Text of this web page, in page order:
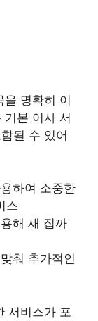
을 명확히 이
기본 이사 서
될 수 있어
하여 소중한
스
해 새 집까
춰 추가적인
서비스가 포